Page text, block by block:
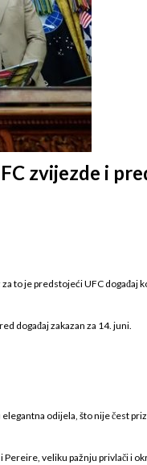
zvijezde i
to je predstojeći UFC
događaj zakazan za 14. juni.
odijela, što nije čest
veliku pažnju privlači i